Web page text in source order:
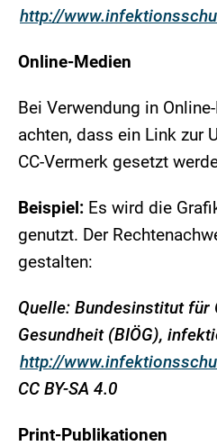
http://
Online-Medien
Bei Verwendung in
achten, dass ein Link zur
CC-Vermerk gesetzt
Beispiel: Es wird die
genutzt. Der
gestalten:
Quelle: Bundesinstitut für
Gesundheit (BIÖG),
http://
CC BY-SA 4.0
Print-Publikationen